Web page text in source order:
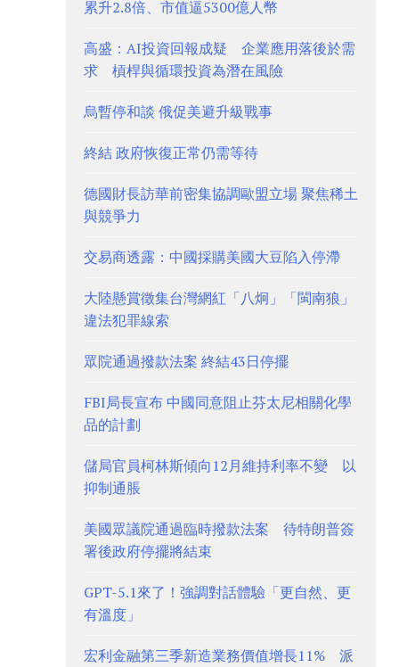
累升2.8倍、市值逼5300億人幣
高盛：AI投資回報成疑 企業應用落後於需
求 槓桿與循環投資為潛在風險
烏暫停和談 俄促美避升級戰事
終結 政府恢復正常仍需等待
德國財長訪華前密集協調歐盟立場 聚焦稀土
與競爭力
交易商透露：中國採購美國大豆陷入停滯
大陸懸賞徵集台灣網紅「八炯」「閩南狼」
違法犯罪線索
眾院通過撥款法案 終結43日停擺
FBI局長宣布 中國同意阻止芬太尼相關化學
品的計劃
儲局官員柯林斯傾向12月維持利率不變 以
抑制通脹
美國眾議院通過臨時撥款法案 待特朗普簽
署後政府停擺將結束
GPT-5.1來了！強調對話體驗「更自然、更
有溫度」
宏利金融第三季新造業務價值增長11% 派